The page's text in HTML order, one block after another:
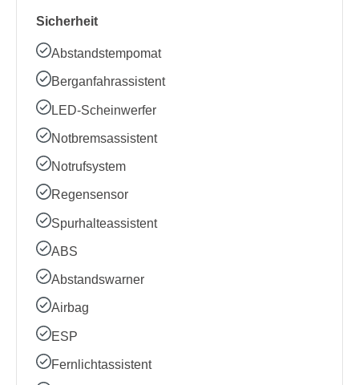
Sicherheit
Abstandstempomat
Berganfahrassistent
LED-Scheinwerfer
Notbremsassistent
Notrufsystem
Regensensor
Spurhalteassistent
ABS
Abstandswarner
Airbag
ESP
Fernlichtassistent